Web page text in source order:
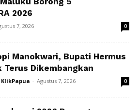
2026
7, 2026 0
Manokwari, Bupati Hermus
Terus Dikembangkan
- Agustus 7, 2026 0